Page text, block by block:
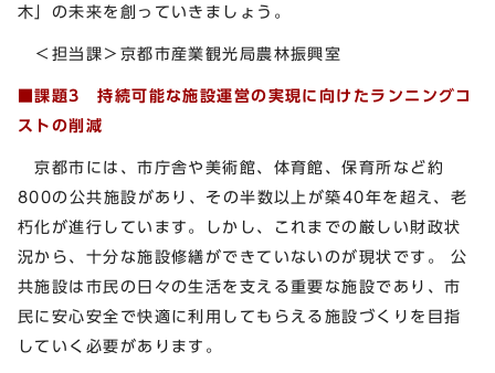
木」の未来を創っていきましょう。
＜担当課＞京都市産業観光局農林振興室
■課題3持続可能な施設運営の実現に向けたランニングコ
ストの削減
京都市には、市庁舎や美術館、体育館、保育所など約
800の公共施設があり、その半数以上が築40年を超え、老
朽化が進行しています。しかし、これまでの厳しい財政状
況から、十分な施設修繕ができていないのが現状です。 公
共施設は市民の日々の生活を支える重要な施設であり、市
民に安心安全で快適に利用してもらえる施設づくりを目指
していく必要があります。